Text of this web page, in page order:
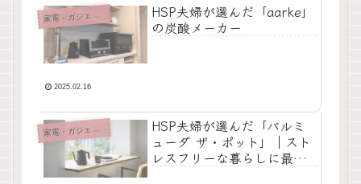
家
電・ガジェット
HSP夫婦が選んだ「aarke」
の炭酸メーカー
2025.02.16
家
電・ガジェット
HSP夫婦が選んだ「バルミ
ューダ ザ・ポット」｜スト
レスフリーな暮らしに最適